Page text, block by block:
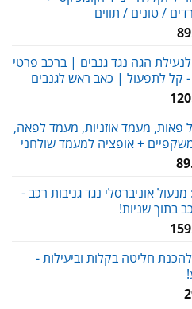
/ טונים / תווים
המחיר
הוא:
89.00 ₪.
הגה נגד גנבים | ברכב פרטי
קל לתפעול | כאב ראש לגנבים
המחיר
הוא:
120.00 ₪.
פאות, מעמד אוזניות, מעמד לפאה,
+ אופציה למעמד שולחני
טווח
עד
אוניברסלי נגד גניבות רכב -
בתוך שניות!
המחיר
הוא:חליטה בקלות וביעילות -
המחיר